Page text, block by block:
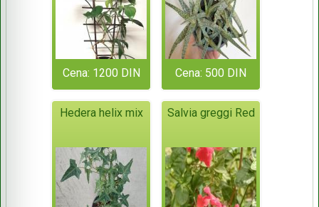
Cena: 1200 DIN Cena: 500 DIN
Hedera helix mix Salvia greggi Red